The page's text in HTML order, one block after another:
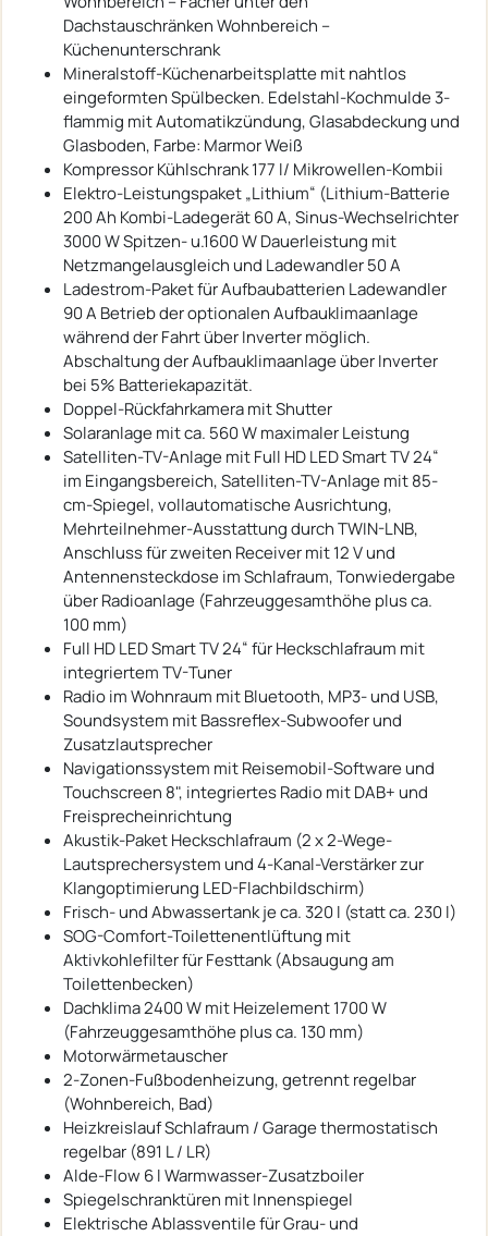
Dachstauschränken Wohnbereich –
Küchenunterschrank
Mineralstoff-Küchenarbeitsplatte mit nahtlos
eingeformten Spülbecken. Edelstahl-Kochmulde 3-
flammig mit Automatikzündung, Glasabdeckung und
Glasboden, Farbe: Marmor Weiß
Kompressor Kühlschrank 177 l/ Mikrowellen-Kombii
Elektro-Leistungspaket „Lithium“ (Lithium-Batterie
200 Ah Kombi-Ladegerät 60 A, Sinus-Wechselrichter
3000 W Spitzen- u.1600 W Dauerleistung mit
Netzmangelausgleich und Ladewandler 50 A
Ladestrom-Paket für Aufbaubatterien Ladewandler
90 A Betrieb der optionalen Aufbauklimaanlage
während der Fahrt über Inverter möglich.
Abschaltung der Aufbauklimaanlage über Inverter
bei 5% Batteriekapazität.
Doppel-Rückfahrkamera mit Shutter
Solaranlage mit ca. 560 W maximaler Leistung
Satelliten-TV-Anlage mit Full HD LED Smart TV 24“
im Eingangsbereich, Satelliten-TV-Anlage mit 85-
cm-Spiegel, vollautomatische Ausrichtung,
Mehrteilnehmer-Ausstattung durch TWIN-LNB,
Anschluss für zweiten Receiver mit 12 V und
Antennensteckdose im Schlafraum, Tonwiedergabe
über Radioanlage (Fahrzeuggesamthöhe plus ca.
100 mm)
Full HD LED Smart TV 24“ für Heckschlafraum mit
integriertem TV-Tuner
Radio im Wohnraum mit Bluetooth, MP3- und USB,
Soundsystem mit Bassreflex-Subwoofer und
Zusatzlautsprecher
Navigationssystem mit Reisemobil-Software und
Touchscreen 8", integriertes Radio mit DAB+ und
Freisprecheinrichtung
Akustik-Paket Heckschlafraum (2 x 2-Wege-
Lautsprechersystem und 4-Kanal-Verstärker zur
Klangoptimierung LED-Flachbildschirm)
Frisch- und Abwassertank je ca. 320 l (statt ca. 230 l)
SOG-Comfort-Toilettenentlüftung mit
Aktivkohlefilter für Festtank (Absaugung am
Toilettenbecken)
Dachklima 2400 W mit Heizelement 1700 W
(Fahrzeuggesamthöhe plus ca. 130 mm)
Motorwärmetauscher
2-Zonen-Fußbodenheizung, getrennt regelbar
(Wohnbereich, Bad)
Heizkreislauf Schlafraum / Garage thermostatisch
regelbar (891 L / LR)
Alde-Flow 6 l Warmwasser-Zusatzboiler
Spiegelschranktüren mit Innenspiegel
Elektrische Ablassventile für Grau- und